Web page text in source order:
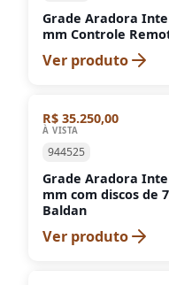
Grade Aradora
mm Controle
Ver produto
R$ 35.250,00
À VISTA
944525
Grade Aradora
mm com discos de
Baldan
Ver produto